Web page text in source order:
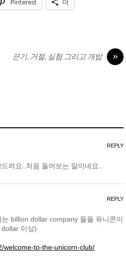
Pinterest 더
»
끈기, 거절, 실험 그리고 개밥
려요..처음 들어보는 말이네요..
REPLY
billion dollar company 들을 유니콘이
이상).
welcome-to-the-unicorn-club/
REPLY